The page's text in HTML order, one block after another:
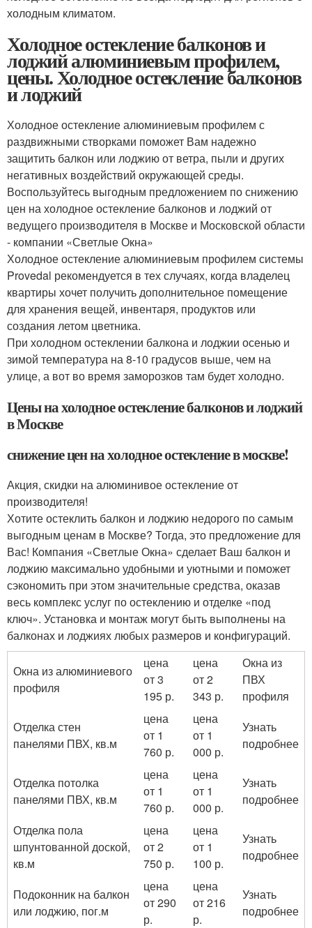
холодным климатом.
Холодное остекление балконов и
лоджий алюминиевым профилем,
цены. Холодное остекление балконов
и лоджий
Холодное остекление алюминиевым профилем с
раздвижными створками поможет Вам надежно
защитить балкон или лоджию от ветра, пыли и других
негативных воздействий окружающей среды.
Воспользуйтесь выгодным предложением по снижению
цен на холодное остекление балконов и лоджий от
ведущего производителя в Москве и Московской области
- компании «Светлые Окна»
Холодное остекление алюминиевым профилем системы
Provedal рекомендуется в тех случаях, когда владелец
квартиры хочет получить дополнительное помещение
для хранения вещей, инвентаря, продуктов или
создания летом цветника.
При холодном остеклении балкона и лоджии осенью и
зимой температура на 8-10 градусов выше, чем на
улице, а вот во время заморозков там будет холодно.
Цены на холодное остекление балконов и лоджий
в Москве
снижение цен на холодное остекление в москве!
Акция, скидки на алюминивое остекление от
производителя!
Хотите остеклить балкон и лоджию недорого по самым
выгодным ценам в Москве? Тогда, это предложение для
Вас! Компания «Светлые Окна» сделает Ваш балкон и
лоджию максимально удобными и уютными и поможет
сэкономить при этом значительные средства, оказав
весь комплекс услуг по остеклению и отделке «под
ключ». Установка и монтаж могут быть выполнены на
балконах и лоджиях любых размеров и конфигураций.
Окна из алюминиевого
профиля
цена
от 3
195 р.
цена
от 2
343 р.
Окна из
ПВХ
профиля
Отделка стен
панелями ПВХ, кв.м
цена
от 1
760 р.
цена
от 1
000 р.
Узнать
подробнее
Отделка потолка
панелями ПВХ, кв.м
цена
от 1
760 р.
цена
от 1
000 р.
Узнать
подробнее
Отделка пола
шпунтованной доской,
кв.м
цена
от 2
750 р.
цена
от 1
100 р.
Узнать
подробнее
Подоконник на балкон
или лоджию, пог.м
цена
от 290
р.
цена
от 216
р.
Узнать
подробнее